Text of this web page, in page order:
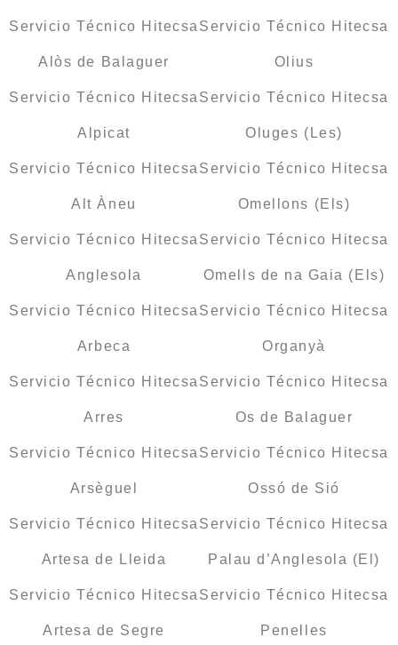
Servicio Técnico Hitecsa
Alòs de Balaguer
Servicio Técnico Hitecsa
Alpicat
Servicio Técnico Hitecsa
Alt Àneu
Servicio Técnico Hitecsa
Anglesola
Servicio Técnico Hitecsa
Arbeca
Servicio Técnico Hitecsa
Arres
Servicio Técnico Hitecsa
Arsèguel
Servicio Técnico Hitecsa
Artesa de Lleida
Servicio Técnico Hitecsa
Artesa de Segre
Servicio Técnico Hitecsa
Olius
Servicio Técnico Hitecsa
Oluges (Les)
Servicio Técnico Hitecsa
Omellons (Els)
Servicio Técnico Hitecsa
Omells de na Gaia (Els)
Servicio Técnico Hitecsa
Organyà
Servicio Técnico Hitecsa
Os de Balaguer
Servicio Técnico Hitecsa
Ossó de Sió
Servicio Técnico Hitecsa
Palau d’Anglesola (El)
Servicio Técnico Hitecsa
Penelles